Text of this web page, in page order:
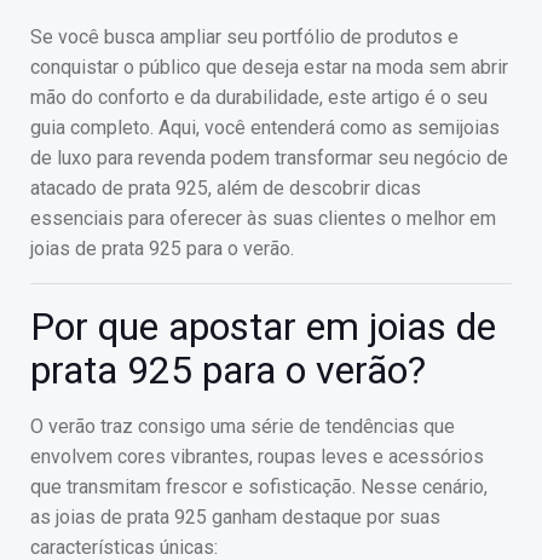
Se você busca ampliar seu portfólio de produtos e
conquistar o público que deseja estar na moda sem abrir
mão do conforto e da durabilidade, este artigo é o seu
guia completo. Aqui, você entenderá como as semijoias
de luxo para revenda podem transformar seu negócio de
atacado de prata 925, além de descobrir dicas
essenciais para oferecer às suas clientes o melhor em
joias de prata 925 para o verão.
Por que apostar em joias de
prata 925 para o verão?
O verão traz consigo uma série de tendências que
envolvem cores vibrantes, roupas leves e acessórios
que transmitam frescor e sofisticação. Nesse cenário,
as joias de prata 925 ganham destaque por suas
características únicas: